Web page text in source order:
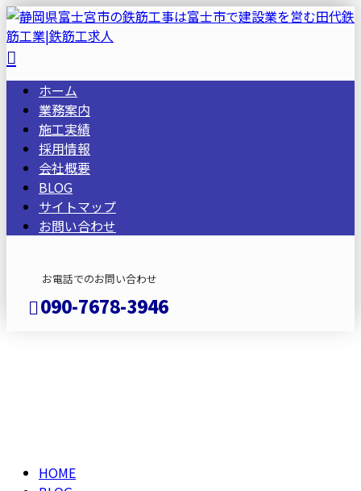
ホーム
業務案内
施工実績
採用情報
会社概要
BLOG
サイトマップ
お問い合わせ
お電話でのお問い合わせ
090-7678-3946
HOME